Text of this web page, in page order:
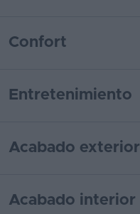
Confort
Entretenimiento
Acabado exterior
Acabado interior